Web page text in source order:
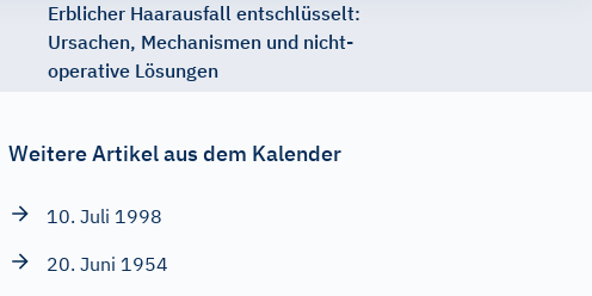
Erblicher Haarausfall entschlüsselt:
Ursachen, Mechanismen und nicht-
operative Lösungen
Weitere Artikel aus dem Kalender
10. Juli 1998
20. Juni 1954